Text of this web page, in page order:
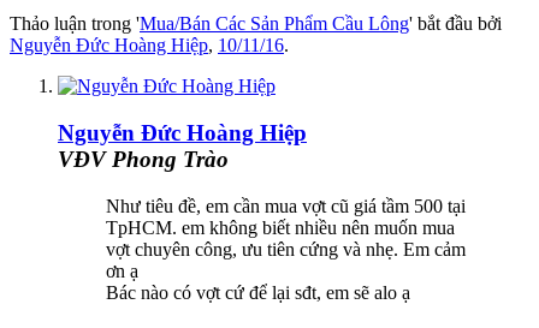
Thảo luận trong 'Mua/Bán Các Sản Phẩm Cầu Lông' bắt đầu bởi
Nguyễn Đức Hoàng Hiệp, 10/11/16.
Nguyễn Đức Hoàng Hiệp
VĐV Phong Trào
Như tiêu đề, em cần mua vợt cũ giá tầm 500 tại
TpHCM. em không biết nhiều nên muốn mua
vợt chuyên công, ưu tiên cứng và nhẹ. Em cảm
ơn ạ
Bác nào có vợt cứ để lại sđt, em sẽ alo ạ